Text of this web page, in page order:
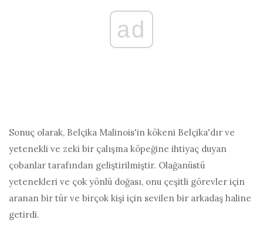
ad
Sonuç olarak, Belçika Malinois'in kökeni Belçika'dır ve
yetenekli ve zeki bir çalışma köpeğine ihtiyaç duyan
çobanlar tarafından geliştirilmiştir. Olağanüstü
yetenekleri ve çok yönlü doğası, onu çeşitli görevler için
aranan bir tür ve birçok kişi için sevilen bir arkadaş haline
getirdi.